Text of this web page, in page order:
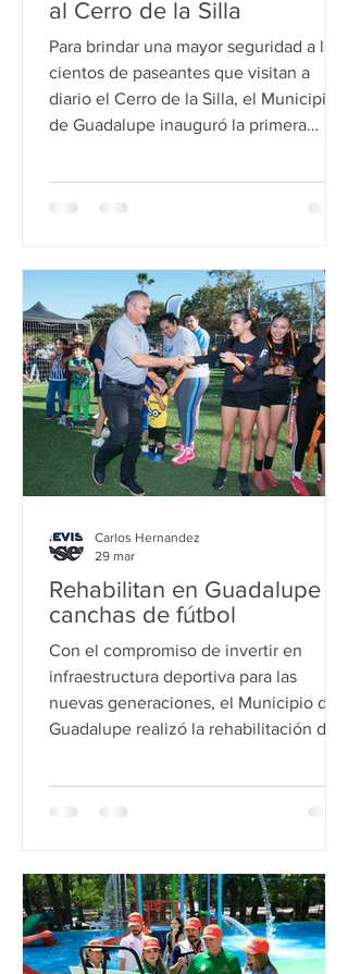
al Cerro de la Silla
Para brindar una mayor seguridad a los
cientos de paseantes que visitan a
diario el Cerro de la Silla, el Municipio
de Guadalupe inauguró la primera
Héctor García señaló que este espacio
El Alcalde indicó que también se
proyecta para la segunda etapa la
instalación de cámaras de vigilancia
conectadas con el C4 y un sendero
seguro para
Rehabilitan en Guadalupe
canchas de fútbol
Con el compromiso de invertir en
infraestructura deportiva para las
nuevas generaciones, el Municipio de
Guadalupe realizó la rehabilitación de
localizan en las colonias Cerro de la
para convertir ambos espacios
deportivos a canchas de pasto sintético
y asegurar que se pueda practicar el
fútbol en cualquier época del año.
Carlos Hernandez
29 mar